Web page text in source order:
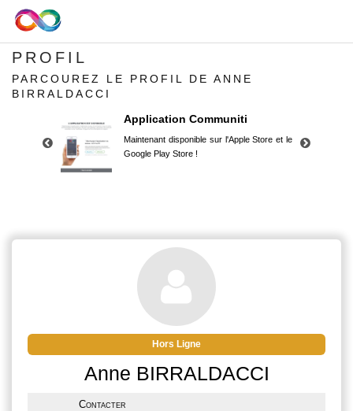
PROFIL
PARCOUREZ LE PROFIL DE ANNE
BIRRALDACCI
Application Communiti
Maintenant disponible sur l'Apple Store et le
Google Play Store !
Google Play Store !
Hors Ligne
Anne BIRRALDACCI
Contacter